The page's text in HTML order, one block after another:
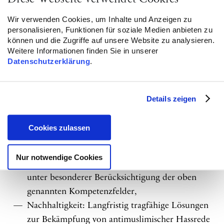
Wir verwenden Cookies, um Inhalte und Anzeigen zu
personalisieren, Funktionen für soziale Medien anbieten zu
können und die Zugriffe auf unsere Website zu analysieren.
Weitere Informationen finden Sie in unserer
Datenschutzerklärung.
Details zeigen
Cookies zulassen
Nur notwendige Cookies
Rassismus/antimuslimischer Rassismus und
seiner intersektionalen Manifestation.
Bitte beachten Sie, dass es sich um ein kleineres
Bei der Bewertung der eingereichten Angebote
werden folgende Wertungskriterien zugrunde
gelegt:
konzeptionelle Stärke und fachliche Eignung
unter besonderer Berücksichtigung der oben
genannten Kompetenzfelder,
Nachhaltigkeit: Langfristig tragfähige Lösungen
zur Bekämpfung von antimuslimischer Hassrede